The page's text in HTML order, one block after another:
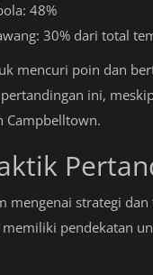
48%
30% dari total
mencuri poin dan
ini,
Campbelltown.
mengenai strategi
pendekatan